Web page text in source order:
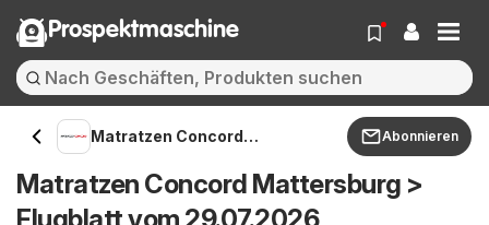
Prospektmaschine
Matratzen Concord
Abonnieren
Matratzen Concord Mattersburg >